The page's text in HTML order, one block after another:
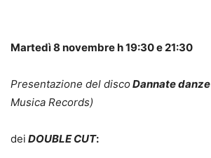
Martedì 8 novembre h 19:30 e 21:30
Presentazione del discoDannate danze
Musica Records)
dei DOUBLE CUT: